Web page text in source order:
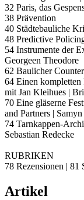
32 Paris, das
38 Prävention
40 Städtebauliche
48 Predictive
54 Instrumente der
Georgeen Theodore
62 Baulicher
64 Einen kompletten
mit Jan Kleihues |
70 Eine gläserne
and Partners |
74 Tarnkappen-
Sebastian Redecke
RUBRIKEN
78 Rezensionen | 81
Artikel